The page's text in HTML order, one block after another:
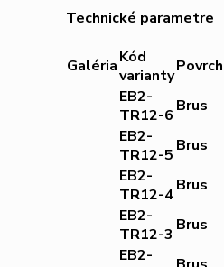
Technické parametre
GalériaKód
variantyPovrch
EB2-
TR12-6 Brus
EB2-
TR12-5 Brus
EB2-
TR12-4Brus
EB2-
TR12-3 Brus
EB2-